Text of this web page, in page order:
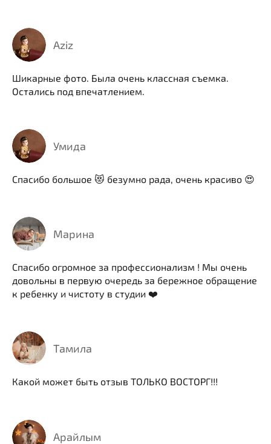
Aziz
Шикарные фото. Была очень классная съемка.
Остались под впечатлением.
Умида
Спасибо большое 😻 безумно рада, очень красиво 😍
Марина
Спасибо огромное за профессионализм ! Мы очень
довольны в первую очередь за бережное обращение
к ребенку и чистоту в студии ❤️
Тамила
Какой может быть отзыв ТОЛЬКО ВОСТОРГ!!!
Арайлым